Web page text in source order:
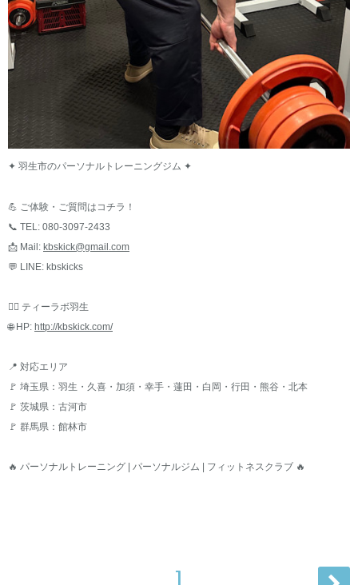
✦ 羽生市のパーソナルトレーニングジム ✦
💪 ご体験・ご質問はコチラ！
📞 TEL: 080-3097-2433
📩 Mail: kbskick@gmail.com
💬 LINE: kbskicks
🏋️‍♂️ ティーラボ羽生
🌐 HP: http://kbskick.com/
📍 対応エリア
🚩 埼玉県：羽生・久喜・加須・幸手・蓮田・白岡・行田・熊谷・北本
🚩 茨城県：古河市
🚩 群馬県：館林市
🔥 パーソナルトレーニング | パーソナルジム | フィットネスクラブ 🔥